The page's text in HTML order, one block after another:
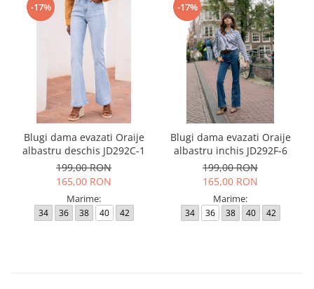
-17%
Blugi dama evazati Oraije
albastru deschis JD292C-1
199,00 RON
165,00 RON
Marime:
34 36 38 40 42
-17%
Blugi dama evazati Oraije
albastru inchis JD292F-6
199,00 RON
165,00 RON
Marime:
34 36 38 40 42